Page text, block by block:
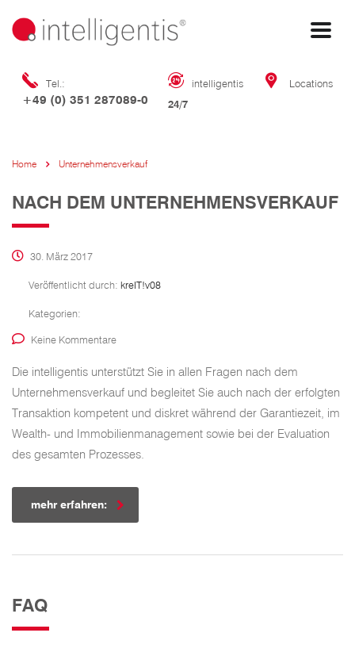
Tel.:
+49 (0) 351 287089-0
intelligentis
24/7
Locations
Home Unternehmensverkauf
NACH DEM UNTERNEHMENSVERKAUF
30. März 2017
Veröffentlicht durch: kreIT!v08
Kategorien:
Keine Kommentare
Die intelligentis unterstützt Sie in allen Fragen nach dem
Unternehmensverkauf und begleitet Sie auch nach der erfolgten
Transaktion kompetent und diskret während der Garantiezeit, im
Wealth- und Immobilienmanagement sowie bei der Evaluation
des gesamten Prozesses.
mehr erfahren:
FAQ